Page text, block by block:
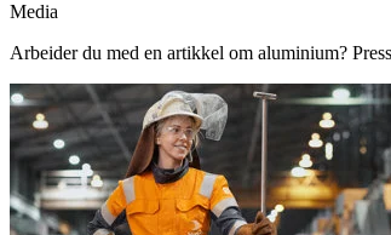
Media
Arbeider du med en artikkel om aluminium?